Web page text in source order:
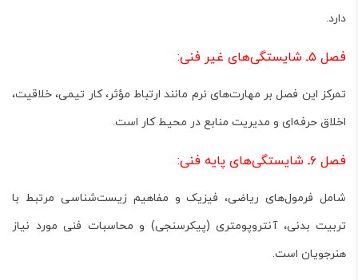
دارد.
فصل ۵ـ شایستگی‌های غیر فنی:
تمرکز این فصل بر مهارت‌های نرم مانند ارتباط مؤثر، کار تیمی، خلاقیت،
اخلاق حرفه‌ای و مدیریت منابع در محیط کار است.
فصل ۶ـ شایستگی‌های پایه فنی:
شامل فرمول‌های ریاضی، فیزیک و مفاهیم زیست‌شناسی مرتبط با
تربیت بدنی، آنتروپومتری (پیکرسنجی) و محاسبات فنی مورد نیاز
هنرجویان است.